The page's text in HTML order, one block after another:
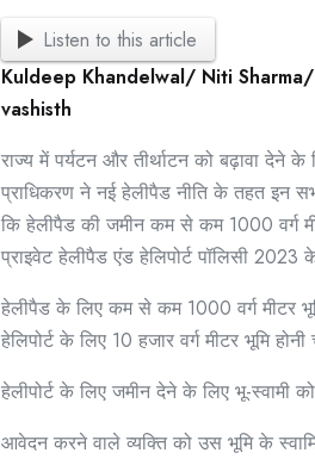
Listen to this article
Kuldeep Khandelwal/ Niti
vashisth
राज्य में पर्यटन और तीर्थाटन को बढ़ावा
प्राधिकरण ने नई हेलीपैड नीति के तहत इन
कि हेलीपैड की जमीन कम से कम 1000 वर्ग
प्राइवेट हेलीपैड एंड हेलिपोर्ट पॉलिसी
हेलीपैड के लिए कम से कम 1000 वर्ग मीटर
हेलिपोर्ट के लिए 10 हजार वर्ग मीटर भूमि
हेलीपोर्ट के लिए जमीन देने के लिए भू-स्वामी
आवेदन करने वाले व्यक्ति को उस भूमि के